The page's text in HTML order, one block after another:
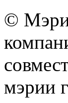
©
мэрии